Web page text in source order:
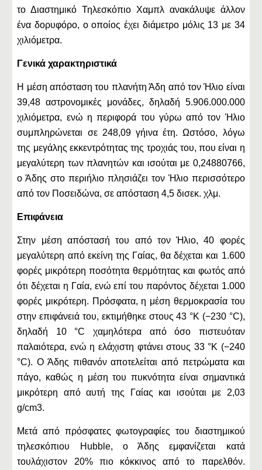
το Διαστημικό Τηλεσκόπιο Χαμπλ ανακάλυψε άλλον
ένα δορυφόρο, ο οποίος έχει διάμετρο μόλις 13 με 34
χιλιόμετρα.
Γενικά χαρακτηριστικά
Η μέση απόσταση του πλανήτη Άδη από τον Ήλιο είναι
39,48 αστρονομικές μονάδες, δηλαδή 5.906.000.000
χιλιόμετρα, ενώ η περιφορά του γύρω από τον Ήλιο
συμπληρώνεται σε 248,09 γήινα έτη. Ωστόσο, λόγω
της μεγάλης εκκεντρότητας της τροχιάς του, που είναι η
μεγαλύτερη των πλανητών και ισούται με 0,24880766,
ο Άδης στο περιήλιο πλησιάζει τον Ήλιο περισσότερο
από τον Ποσειδώνα, σε απόσταση 4,5 δισεκ. χλμ.
Επιφάνεια
Στην μέση απόστασή του από τον Ήλιο, 40 φορές
μεγαλύτερη από εκείνη της Γαίας, θα δέχεται και 1.600
φορές μικρότερη ποσότητα θερμότητας και φωτός από
ότι δέχεται η Γαία, ενώ επί του παρόντος δέχεται 1.000
φορές μικρότερη. Πρόσφατα, η μέση θερμοκρασία του
στην επιφάνειά του, εκτιμήθηκε στους 43 °K (−230 °C),
δηλαδή 10 °C χαμηλότερα από όσο πιστευόταν
παλαιότερα, ενώ η ελάχιστη φτάνει στους 33 °K (−240
°C). Ο Άδης πιθανόν αποτελείται από πετρώματα και
πάγο, καθώς η μέση του πυκνότητα είναι σημαντικά
μικρότερη από αυτή της Γαίας και ισούται με 2,03
g/cm3.
Μετά από πρόσφατες φωτογραφίες του διαστημικού
τηλεσκόπιου Hubble, ο Άδης εμφανίζεται κατά
τουλάχιστον 20% πιο κόκκινος από το παρελθόν.